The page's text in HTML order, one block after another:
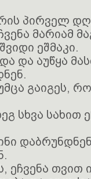
პირველ
მარიამ
ეშმაკი.
და აუწყა
გაიგეს,
სხვა
ეჩვენა თვით